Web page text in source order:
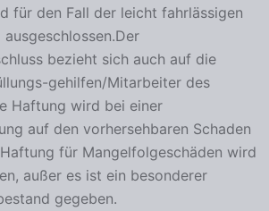
für den Fall der leicht fahrlässigen
ausgeschlossen.Der
bezieht sich auch auf die
gehilfen/Mitarbeiter des
Haftung wird bei einer
auf den vorhersehbaren Schaden
für Mangelfolgeschäden wird
außer es ist ein besonderer
gegeben.